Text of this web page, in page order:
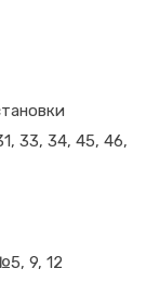
33, 34, 45, 46,
9, 12